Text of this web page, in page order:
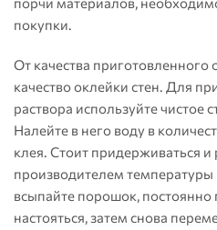
покупки.
От качества приготовленного
качество оклейки стен. Для
раствора используйте чистое
Налейте в него воду в
клея. Стоит придерживаться
производителем
всыпайте порошок,
настояться, затем снова